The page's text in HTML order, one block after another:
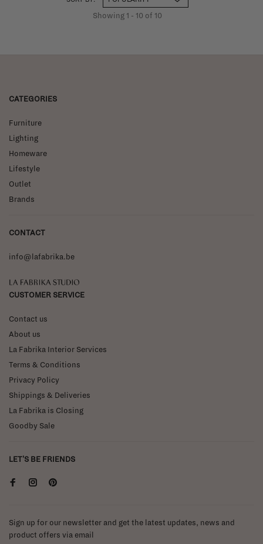
Showing 1 - 10 of 10
CATEGORIES
Furniture
Lighting
Homeware
Lifestyle
Outlet
Brands
CONTACT
info@lafabrika.be
La Fabrika Studio
CUSTOMER SERVICE
Contact us
About us
La Fabrika Interior Services
Terms & Conditions
Privacy Policy
Shippings & Deliveries
La Fabrika is Closing
Goodby Sale
LET'S BE FRIENDS
Sign up for our newsletter and get the latest updates, news and
product offers via email